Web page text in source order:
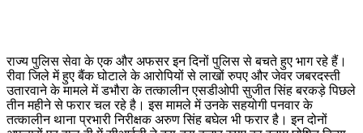
राज्य पुलिस सेवा के एक और अफसर इन दिनों पुलिस से बचते हुए भाग रहे हैं।
रीवा जिले में हुए बैंक घोटाले के आरोपियों से लाखों रुपए और जेवर जबरदस्ती
उतारवाने के मामले में डभौरा के तत्कालीन एसडीओपी सुजीत सिंह बरकड़े पिछले
तीन महीने से फरार चल रहे है। इस मामले में उनके सहयोगी पनवार के
तत्कालीन थाना प्रभारी निरीक्षक अरुण सिंह बघेल भी फरार है। इन दोनों